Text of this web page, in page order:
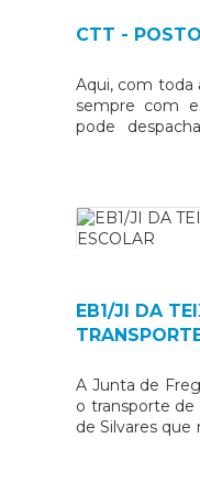
CTT -
Aqui, com toda
sempre com
pode
EB1/JI DA
A Junta de
o transporte de
de Silvares que
no período